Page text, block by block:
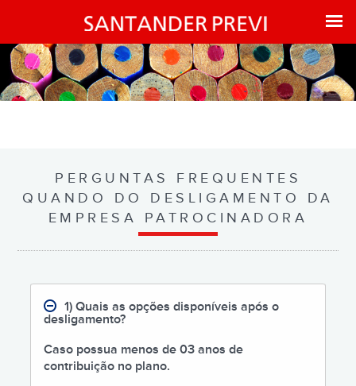
PERGUNTAS FREQUENTES
QUANDO DO DESLIGAMENTO DA
EMPRESA PATROCINADORA
1) Quais as opções disponíveis após o
desligamento?
Caso possua menos de 03 anos de
contribuição no plano.